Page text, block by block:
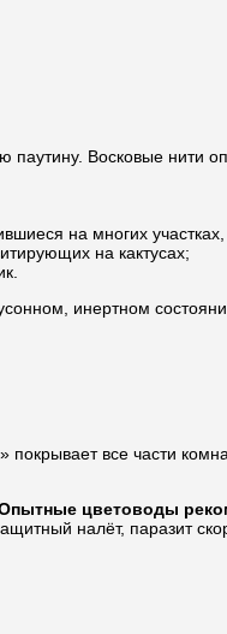
паутину. Восковые
на многих
на кактусах;
инертном
все части
цветоводы
налёт, паразит